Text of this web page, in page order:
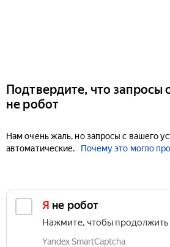
Подтвердите, что запросы
не робот
Нам очень жаль, но запросы с вашего
автоматические.
Почему это могло
Я не робот
Нажмите, чтобы продолжить
Yandex SmartCaptcha